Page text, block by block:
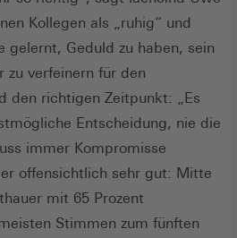
Kollegen als „ruhig“ und
gelernt, Geduld zu haben, sein
zu verfeinern für den
den richtigen Zeitpunkt: „Es
Entscheidung, nie die
immer Kompromisse
offensichtlich sehr gut: Mitte
mit 65 Prozent
Stimmen zum fünften